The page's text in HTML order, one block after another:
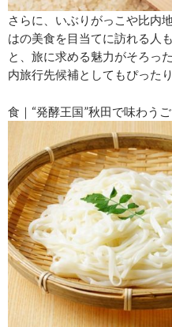
さらに、いぶりがっこや比内
はの美食を目当てに訪れる人
と、旅に求める魅力がそろっ
内旅行先候補としてもぴったり
食｜“発酵王国”秋田で味わう